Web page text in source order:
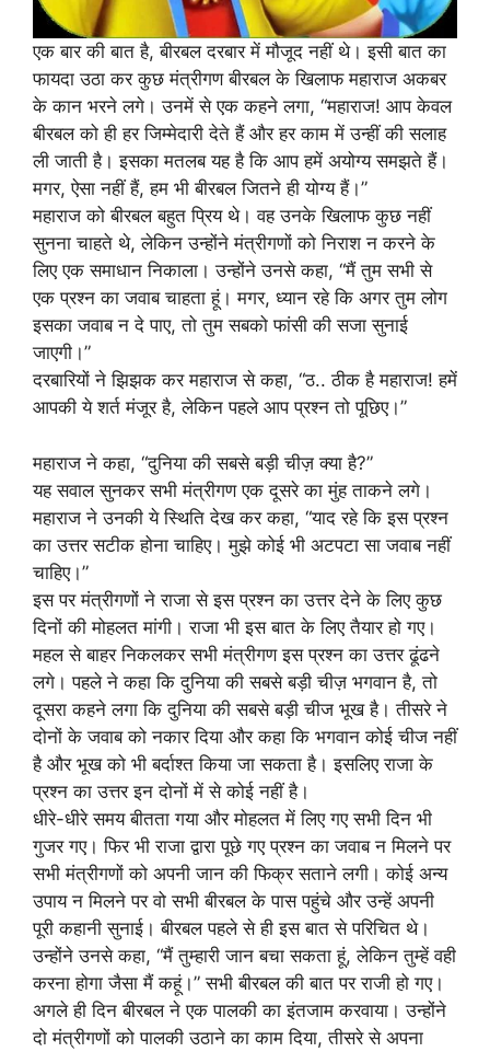
एक बार की बात है, बीरबल दरबार में मौजूद नहीं थे। इसी बात का
फायदा उठा कर कुछ मंत्रीगण बीरबल के खिलाफ महाराज अकबर
के कान भरने लगे। उनमें से एक कहने लगा, “महाराज! आप केवल
बीरबल को ही हर जिम्मेदारी देते हैं और हर काम में उन्हीं की सलाह
ली जाती है। इसका मतलब यह है कि आप हमें अयोग्य समझते हैं।
मगर, ऐसा नहीं हैं, हम भी बीरबल जितने ही योग्य हैं।”
महाराज को बीरबल बहुत प्रिय थे। वह उनके खिलाफ कुछ नहीं
सुनना चाहते थे, लेकिन उन्होंने मंत्रीगणों को निराश न करने के
लिए एक समाधान निकाला। उन्होंने उनसे कहा, “मैं तुम सभी से
एक प्रश्न का जवाब चाहता हूं। मगर, ध्यान रहे कि अगर तुम लोग
इसका जवाब न दे पाए, तो तुम सबको फांसी की सजा सुनाई
जाएगी।”
दरबारियों ने झिझक कर महाराज से कहा, “ठ.. ठीक है महाराज! हमें
आपकी ये शर्त मंजूर है, लेकिन पहले आप प्रश्न तो पूछिए।”
महाराज ने कहा, “दुनिया की सबसे बड़ी चीज़ क्या है?”
यह सवाल सुनकर सभी मंत्रीगण एक दूसरे का मुंह ताकने लगे।
महाराज ने उनकी ये स्थिति देख कर कहा, “याद रहे कि इस प्रश्न
का उत्तर सटीक होना चाहिए। मुझे कोई भी अटपटा सा जवाब नहीं
चाहिए।”
इस पर मंत्रीगणों ने राजा से इस प्रश्न का उत्तर देने के लिए कुछ
दिनों की मोहलत मांगी। राजा भी इस बात के लिए तैयार हो गए।
महल से बाहर निकलकर सभी मंत्रीगण इस प्रश्न का उत्तर ढूंढने
लगे। पहले ने कहा कि दुनिया की सबसे बड़ी चीज़ भगवान है, तो
दूसरा कहने लगा कि दुनिया की सबसे बड़ी चीज भूख है। तीसरे ने
दोनों के जवाब को नकार दिया और कहा कि भगवान कोई चीज नहीं
है और भूख को भी बर्दाश्त किया जा सकता है। इसलिए राजा के
प्रश्न का उत्तर इन दोनों में से कोई नहीं है।
धीरे-धीरे समय बीतता गया और मोहलत में लिए गए सभी दिन भी
गुजर गए। फिर भी राजा द्वारा पूछे गए प्रश्न का जवाब न मिलने पर
सभी मंत्रीगणों को अपनी जान की फिक्र सताने लगी। कोई अन्य
उपाय न मिलने पर वो सभी बीरबल के पास पहुंचे और उन्हें अपनी
पूरी कहानी सुनाई। बीरबल पहले से ही इस बात से परिचित थे।
उन्होंने उनसे कहा, “मैं तुम्हारी जान बचा सकता हूं, लेकिन तुम्हें वही
करना होगा जैसा मैं कहूं।” सभी बीरबल की बात पर राजी हो गए।
अगले ही दिन बीरबल ने एक पालकी का इंतजाम करवाया। उन्होंने
दो मंत्रीगणों को पालकी उठाने का काम दिया, तीसरे से अपना